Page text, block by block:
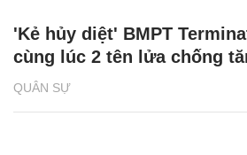
QUÂN SỰ
'Kẻ hủy diệt' BMPT
cùng lúc 2 tên lửa chống